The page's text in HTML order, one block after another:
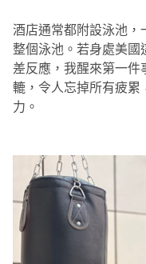
酒店通常都附設泳池，
整個泳池。若身處美
差反應，我醒來第一
轆，令人忘掉所有疲累
力。